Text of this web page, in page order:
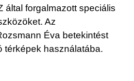
által forgalmazott speciális
Az
Éva betekintést
térképek használatába.